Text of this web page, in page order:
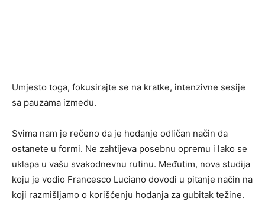
Umjesto toga, fokusirajte se na kratke, intenzivne sesije
sa pauzama između.
Svima nam je rečeno da je hodanje odličan način da
ostanete u formi. Ne zahtijeva posebnu opremu i lako se
uklapa u vašu svakodnevnu rutinu. Međutim, nova studija
koju je vodio Francesco Luciano dovodi u pitanje način na
koji razmišljamo o korišćenju hodanja za gubitak težine.